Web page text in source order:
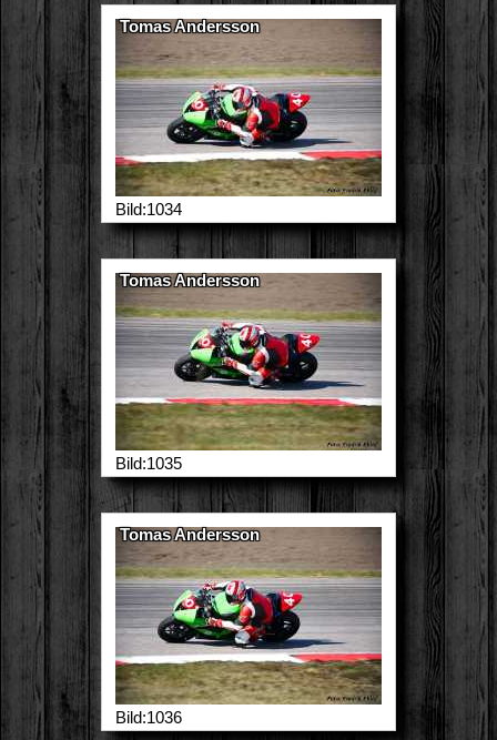
Tomas Andersson
Bild:1034
Tomas Andersson
Bild:1035
Tomas Andersson
Bild:1036